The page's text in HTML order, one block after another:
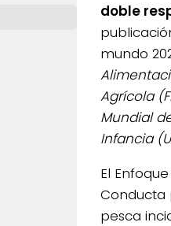
doble
mundo
Agrícola
Mundial
Infancia
El
Conducta
pesca